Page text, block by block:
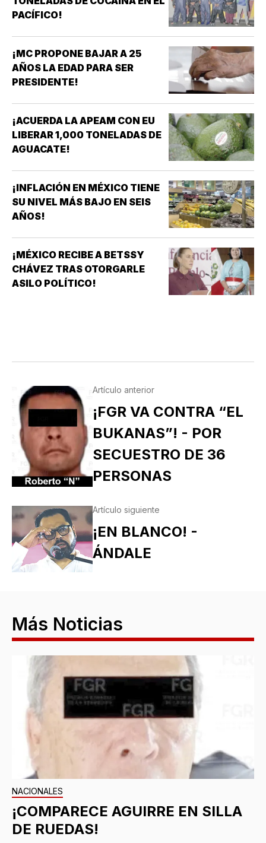
PACÍFICO!
¡MC PROPONE BAJAR A 25
AÑOS LA EDAD PARA SER
PRESIDENTE!
¡ACUERDA LA APEAM CON EU
LIBERAR 1,000 TONELADAS DE
AGUACATE!
¡INFLACIÓN EN MÉXICO TIENE
SU NIVEL MÁS BAJO EN SEIS
AÑOS!
¡MÉXICO RECIBE A BETSSY
CHÁVEZ TRAS OTORGARLE
ASILO POLÍTICO!
Artículo anterior
¡FGR VA CONTRA “EL
BUKANAS”! - POR
SECUESTRO DE 36
PERSONAS
Artículo siguiente
¡EN BLANCO! -
ÁNDALE
Más Noticias
NACIONALES
¡COMPARECE AGUIRRE EN SILLA
DE RUEDAS!